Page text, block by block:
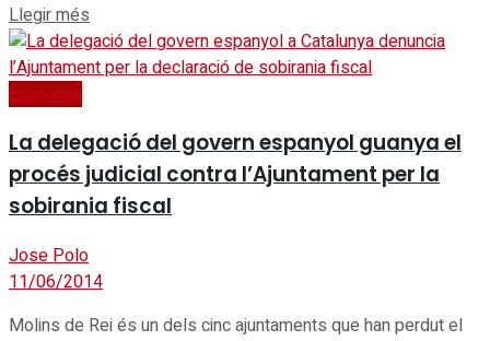
Llegir més
Economia
La delegació del govern espanyol guanya el
procés judicial contra l’Ajuntament per la
sobirania fiscal
Jose Polo
11/06/2014
Molins de Rei és un dels cinc ajuntaments que han perdut el